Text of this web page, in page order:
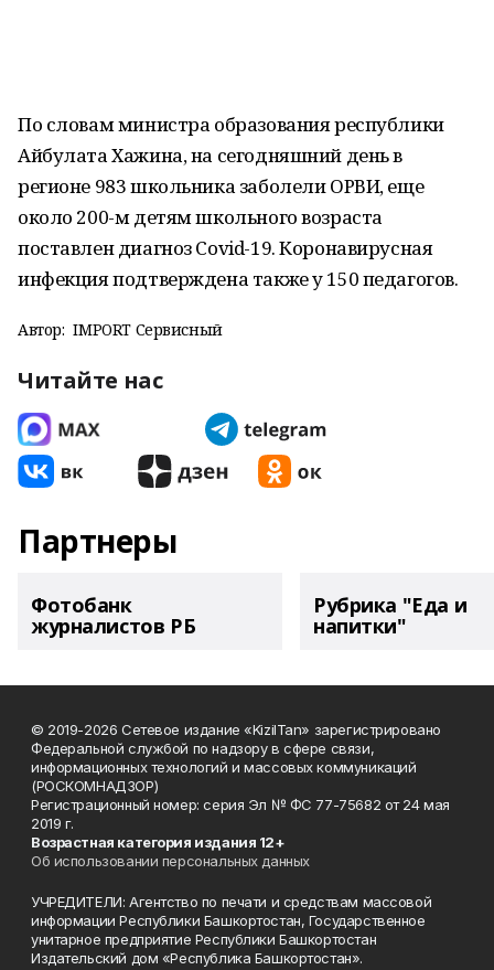
По словам министра образования республики
Айбулата Хажина, на сегодняшний день в
регионе 983 школьника заболели ОРВИ, еще
около 200-м детям школьного возраста
поставлен диагноз Сovid-19. Коронавирусная
инфекция подтверждена также у 150 педагогов.
Автор: IMPORT Сервисный
Читайте нас
Партнеры
Фотобанк
журналистов РБ
Рубрика "Еда и
напитки"
© 2019-2026 Сетевое издание «KizilTan» зарегистрировано
Федеральной службой по надзору в сфере связи,
информационных технологий и массовых коммуникаций
(РОСКОМНАДЗОР)
Регистрационный номер: серия Эл № ФС 77-75682 от 24 мая
2019 г.
Возрастная категория издания 12+
Об использовании персональных данных
УЧРЕДИТЕЛИ: Агентство по печати и средствам массовой
информации Республики Башкортостан, Государственное
унитарное предприятие Республики Башкортостан
Издательский дом «Республика Башкортостан».